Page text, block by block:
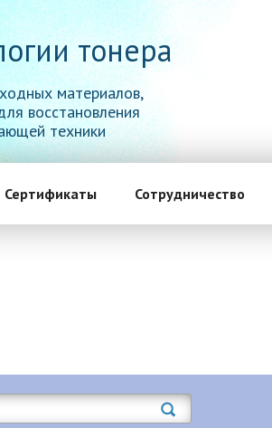
тонера
материалов,
восстановления
техники
Сертификаты Сотрудничество